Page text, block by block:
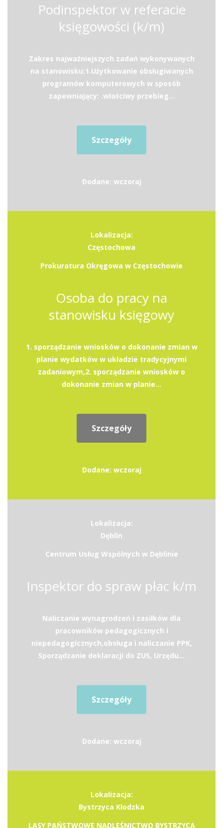
Podinspektor w referacie
księgowości (k/m)
Zakres najważniejszych zadań wykonywanych
na stanowisku:1.Użytkowanie obsługiwanych
programów komputerowych w sposób
zapewniający: .właściwy przebieg...
Szczegóły
Dodane: wczoraj
Lokalizacja:
Częstochowa
Prokuratura Okręgowa w Częstochowie
Osoba do pracy na
stanowisku księgowy
1. sporządzanie wniosków o dokonanie zmian w
planie wydatków w układzie tradycyjnymi
zadaniowym,2. sporządzanie wniosków o
dokonanie zmian w planie...
Szczegóły
Dodane: wczoraj
Lokalizacja:
Dęblin
Centrum Usług Wspólnych w Dęblinie
Inspektor do spraw płac k/m
Naliczanie wynagrodzeń i zasiłków dla
pracowników pedagogicznych i
niepedagogicznych,obsługa i naliczanie PPK,
Sporządzanie deklaracji do ZUS, Urzędu...
Szczegóły
Dodane: wczoraj
Lokalizacja:
Bystrzyca Kłodzka
LASY PAŃSTWOWE NADLEŚNICTWO BYSTRZYCA